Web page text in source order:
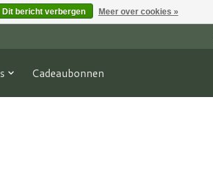
Cadeaubonnen
Dit bericht verbergen Meer over cookies »